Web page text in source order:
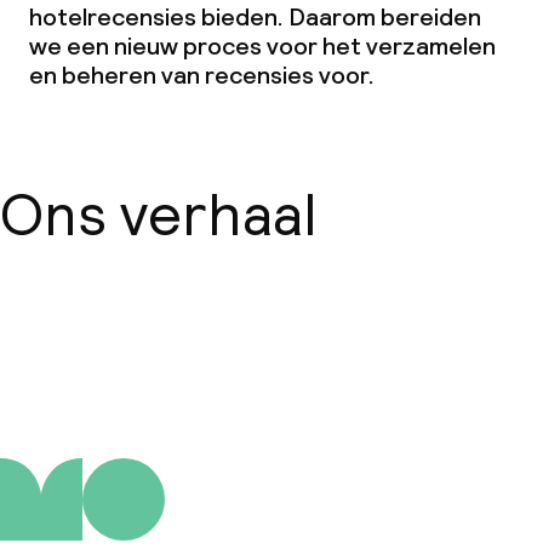
hotelrecensies bieden. Daarom bereiden
we een nieuw proces voor het verzamelen
en beheren van recensies voor.
Ons verhaal